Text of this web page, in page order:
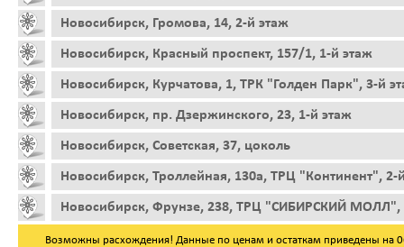
Новосибирск, Громова, 14, 2-й этаж
Новосибирск, Красный проспект, 157/1, 1-й этаж
Новосибирск, Курчатова, 1, ТРК "Голден Парк", 3-й
Новосибирск, пр. Дзержинского, 23, 1-й этаж
Новосибирск, Советская, 37, цоколь
Новосибирск, Троллейная, 130а, ТРЦ "Континент", 2-
Новосибирск, Фрунзе, 238, ТРЦ "СИБИРСКИЙ МОЛЛ",
Возможны расхождения! Данные по ценам и остаткам приведены на